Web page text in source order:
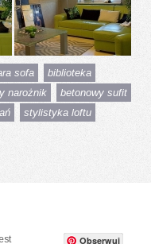
sofa
biblioteka
narożnik
betonowy sufit
stylistyka loftu
Obserwuj